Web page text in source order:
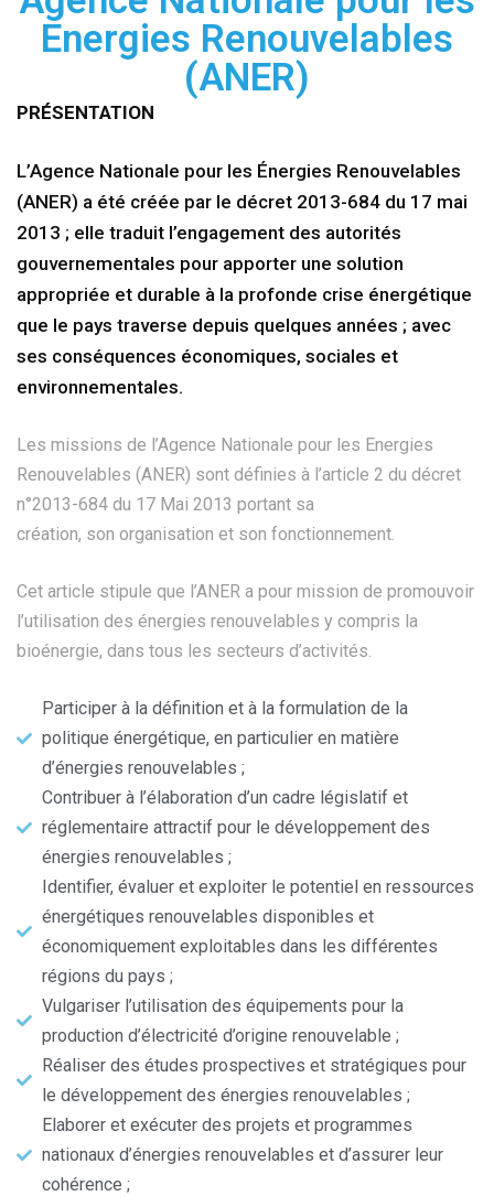
Energies Renouvelables
(ANER)
PRÉSENTATION
L’Agence Nationale pour les Énergies Renouvelables
(ANER) a été créée par le décret 2013-684 du 17 mai
2013 ; elle traduit l’engagement des autorités
gouvernementales pour apporter une solution
appropriée et durable à la profonde crise énergétique
que le pays traverse depuis quelques années ; avec
ses conséquences économiques, sociales et
environnementales.
Les missions de l’Agence Nationale pour les Energies
Renouvelables (ANER) sont définies à l’article 2 du décret
n°2013-684 du 17 Mai 2013 portant sa
création, son organisation et son fonctionnement.
Cet article stipule que l’ANER a pour mission de promouvoir
l’utilisation des énergies renouvelables y compris la
bioénergie, dans tous les secteurs d’activités.
Participer à la définition et à la formulation de la
politique énergétique, en particulier en matière
d’énergies renouvelables ;
Contribuer à l’élaboration d’un cadre législatif et
réglementaire attractif pour le développement des
énergies renouvelables ;
Identifier, évaluer et exploiter le potentiel en ressources
énergétiques renouvelables disponibles et
économiquement exploitables dans les différentes
régions du pays ;
Vulgariser l’utilisation des équipements pour la
production d’électricité d’origine renouvelable ;
Réaliser des études prospectives et stratégiques pour
le développement des énergies renouvelables ;
Elaborer et exécuter des projets et programmes
nationaux d’énergies renouvelables et d’assurer leur
cohérence ;